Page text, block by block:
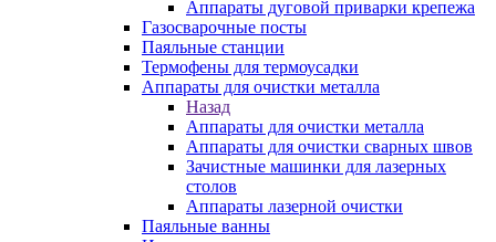
Аппараты дуговой приварки крепежа
Газосварочные посты
Паяльные станции
Термофены для термоусадки
Аппараты для очистки металла
Назад
Аппараты для очистки металла
Аппараты для очистки сварных швов
Зачистные машинки для лазерных
столов
Аппараты лазерной очистки
Паяльные ванны